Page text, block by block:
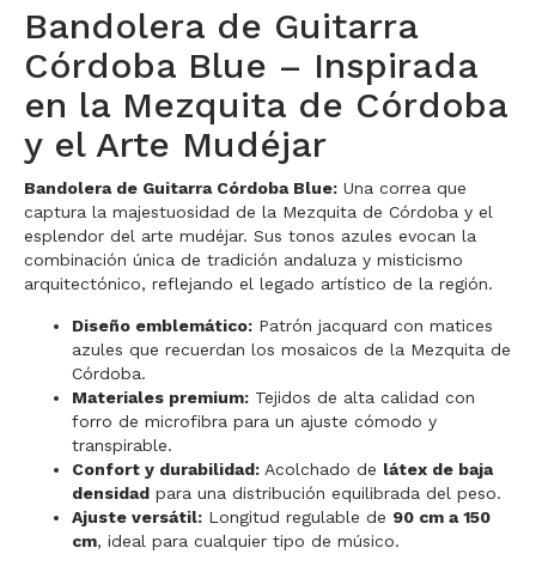
Bandolera de Guitarra
Córdoba Blue – Inspirada
en la Mezquita de Córdoba
y el Arte Mudéjar
Bandolera de Guitarra Córdoba Blue: Una correa que
captura la majestuosidad de la Mezquita de Córdoba y el
esplendor del arte mudéjar. Sus tonos azules evocan la
combinación única de tradición andaluza y misticismo
arquitectónico, reflejando el legado artístico de la región.
Diseño emblemático: Patrón jacquard con matices
azules que recuerdan los mosaicos de la Mezquita de
Córdoba.
Materiales premium: Tejidos de alta calidad con
forro de microfibra para un ajuste cómodo y
transpirable.
Confort y durabilidad: Acolchado de látex de baja
densidad para una distribución equilibrada del peso.
Ajuste versátil: Longitud regulable de 90 cm a 150
cm, ideal para cualquier tipo de músico.